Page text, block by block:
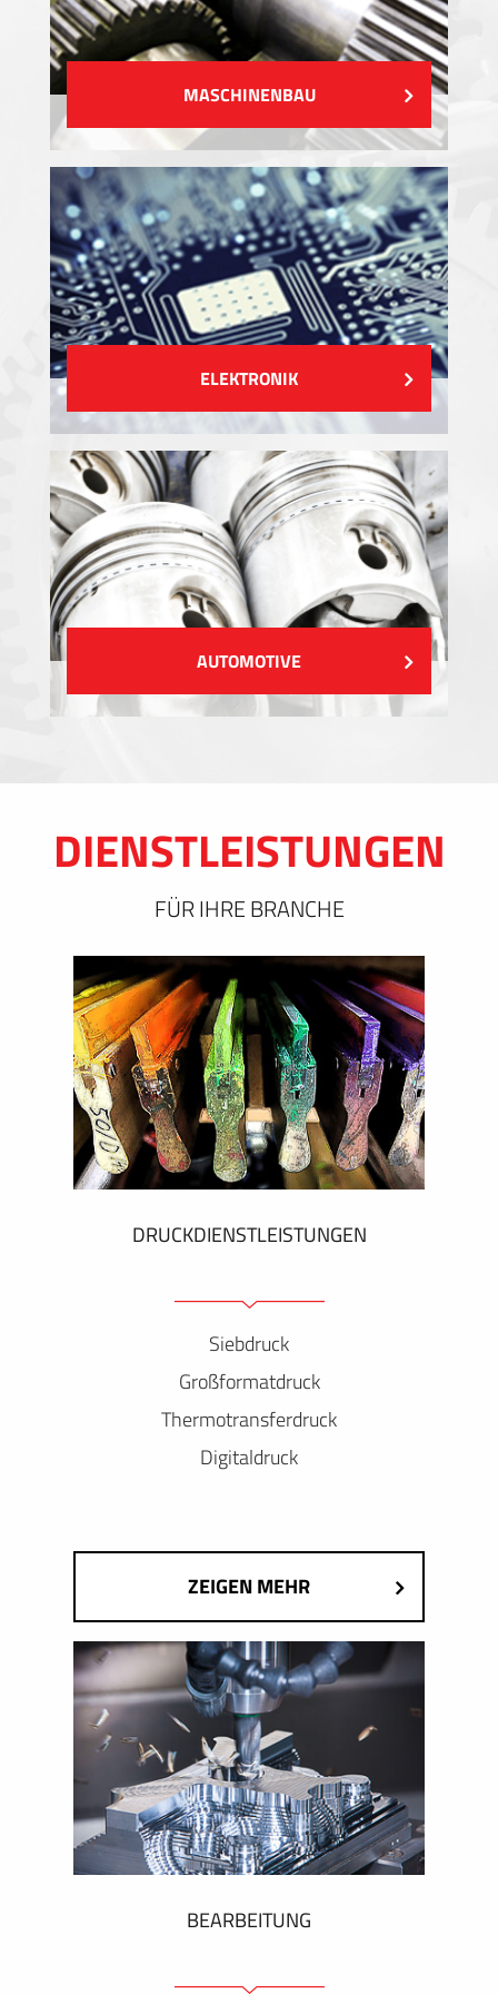
MASCHINENBAU
ELEKTRONIK
AUTOMOTIVE
DIENSTLEISTUNGEN
FÜR IHRE BRANCHE
DRUCKDIENSTLEISTUNGEN
Siebdruck
Großformatdruck
Thermotransferdruck
Digitaldruck
ZEIGEN MEHR
BEARBEITUNG